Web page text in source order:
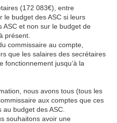
(172 083€), entre
le budget des ASC si leurs
ASC et non sur le budget de
présent.
commissaire au compte,
que les salaires des secrétaires
fonctionnement jusqu’à la
nous avons tous (tous les
aux comptes que ces
budget des ASC.
souhaitons avoir une